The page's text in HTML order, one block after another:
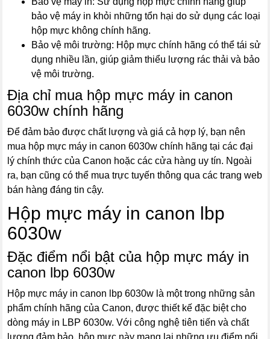
bảo vệ máy in khỏi những tổn hại do sử dụng các loại
hộp mực không chính hãng.
Bảo vệ môi trường: Hộp mực chính hãng có thể tái sử
dụng nhiều lần, giúp giảm thiểu lượng rác thải và bảo
vệ môi trường.
Địa chỉ mua hộp mực máy in canon
6030w chính hãng
Để đảm bảo được chất lượng và giá cả hợp lý, bạn nên
mua hộp mực máy in canon 6030w chính hãng tại các đại
lý chính thức của Canon hoặc các cửa hàng uy tín. Ngoài
ra, bạn cũng có thể mua trực tuyến thông qua các trang web
bán hàng đáng tin cậy.
Hộp mực máy in canon lbp
6030w
Đặc điểm nổi bật của hộp mực máy in
canon lbp 6030w
Hộp mực máy in canon lbp 6030w là một trong những sản
phẩm chính hãng của Canon, được thiết kế đặc biệt cho
dòng máy in LBP 6030w. Với công nghệ tiên tiến và chất
lượng đảm bảo, hộp mực này mang lại những ưu điểm nổi